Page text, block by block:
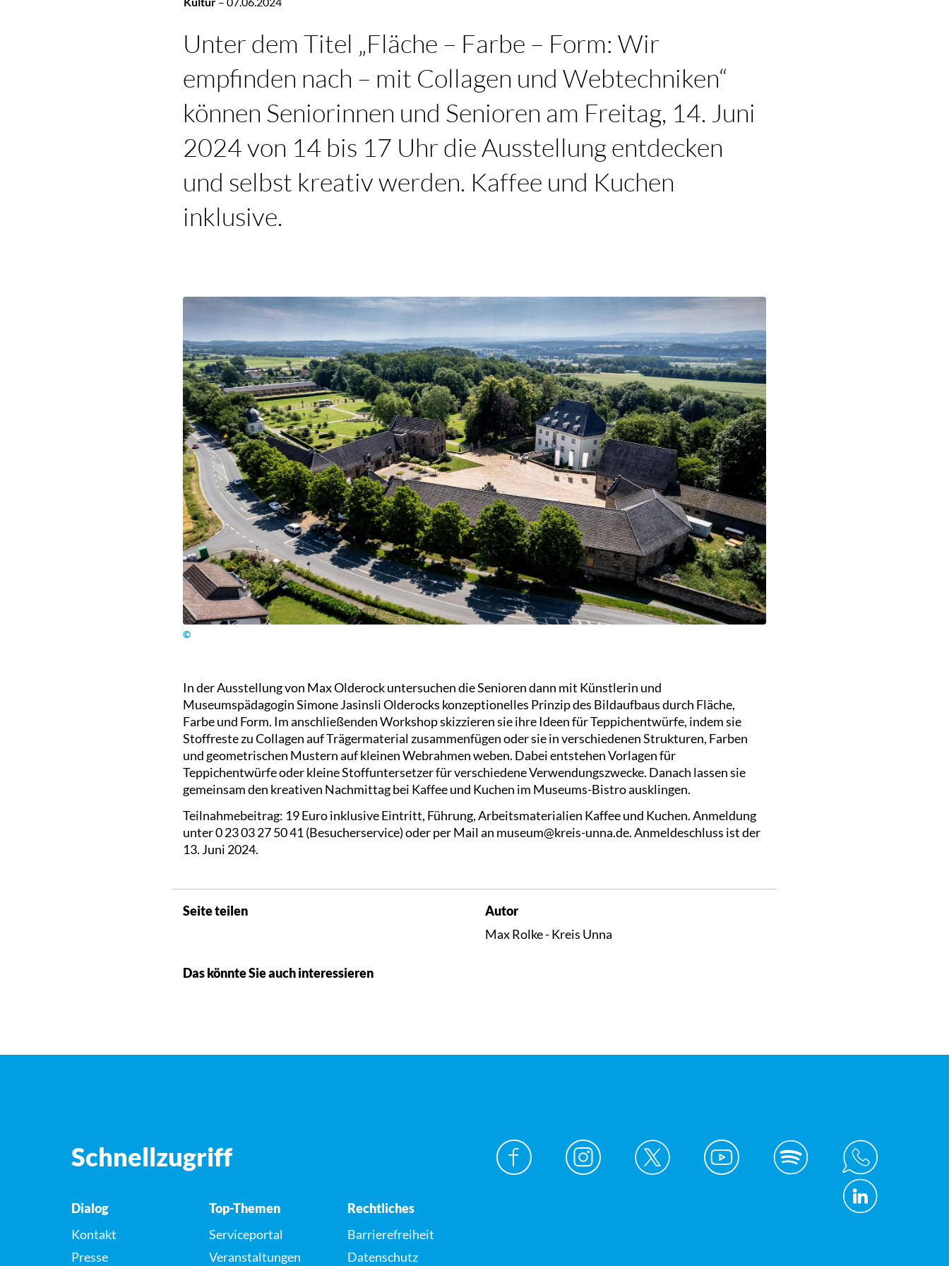
Unter dem Titel „Fläche – Farbe – Form: Wir
empfinden nach – mit Collagen und Webtechniken“
können Seniorinnen und Senioren am Freitag, 14. Juni
2024 von 14 bis 17 Uhr die Ausstellung entdecken
und selbst kreativ werden. Kaffee und Kuchen
inklusive.
©
In der Ausstellung von Max Olderock untersuchen die Senioren dann mit Künstlerin und
Museumspädagogin Simone Jasinsli Olderocks konzeptionelles Prinzip des Bildaufbaus durch Fläche,
Farbe und Form. Im anschließenden Workshop skizzieren sie ihre Ideen für Teppichentwürfe, indem sie
Stoffreste zu Collagen auf Trägermaterial zusammenfügen oder sie in verschiedenen Strukturen, Farben
und geometrischen Mustern auf kleinen Webrahmen weben. Dabei entstehen Vorlagen für
Teppichentwürfe oder kleine Stoffuntersetzer für verschiedene Verwendungszwecke. Danach lassen sie
gemeinsam den kreativen Nachmittag bei Kaffee und Kuchen im Museums-Bistro ausklingen.
Teilnahmebeitrag: 19 Euro inklusive Eintritt, Führung, Arbeitsmaterialien Kaffee und Kuchen. Anmeldung
unter 0 23 03 27 50 41 (Besucherservice) oder per Mail an museum@kreis-unna.de. Anmeldeschluss ist der
13. Juni 2024.
Seite teilen
Autor
Max Rolke - Kreis Unna
Das könnte Sie auch interessieren
Schnellzugriff
Dialog
Kontakt
Presse
Top-Themen
Serviceportal
Veranstaltungen
Rechtliches
Barrierefreiheit
Datenschutz